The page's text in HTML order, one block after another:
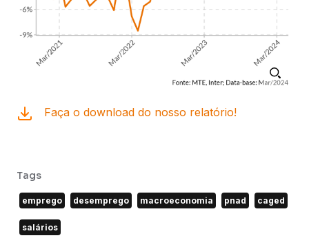
Faça o download do nosso relatório!
Tags
emprego desemprego macroeconomia pnad caged
salários